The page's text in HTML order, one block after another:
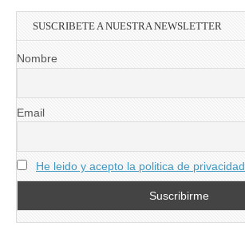
SUSCRIBETE A NUESTRA NEWSLETTER
Nombre
Email
He leido y acepto la politica de privacidad